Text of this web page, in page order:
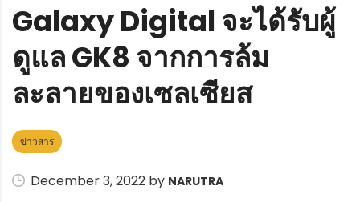
Galaxy Digital จะได้รับผู้
ดูแล GK8 จากการล้ม
ละลายของเซลเซียส
ข่าวสาร
December 3, 2022 by NARUTRA